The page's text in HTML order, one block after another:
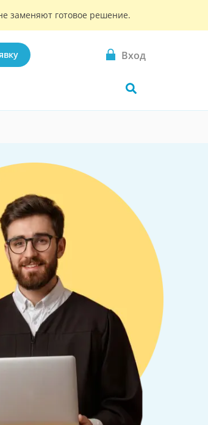
заменяют готовое решение.
Вход